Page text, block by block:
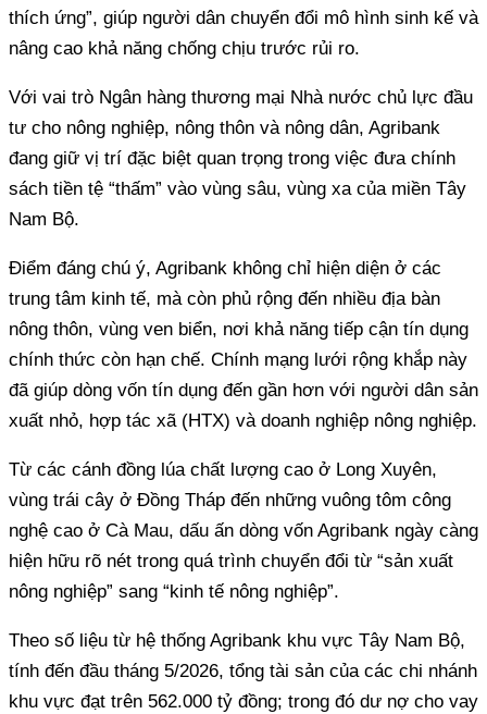
thích ứng”, giúp người dân chuyển đổi mô hình sinh kế và
nâng cao khả năng chống chịu trước rủi ro.
Với vai trò Ngân hàng thương mại Nhà nước chủ lực đầu
tư cho nông nghiệp, nông thôn và nông dân, Agribank
đang giữ vị trí đặc biệt quan trọng trong việc đưa chính
sách tiền tệ “thấm” vào vùng sâu, vùng xa của miền Tây
Nam Bộ.
Điểm đáng chú ý, Agribank không chỉ hiện diện ở các
trung tâm kinh tế, mà còn phủ rộng đến nhiều địa bàn
nông thôn, vùng ven biển, nơi khả năng tiếp cận tín dụng
chính thức còn hạn chế. Chính mạng lưới rộng khắp này
đã giúp dòng vốn tín dụng đến gần hơn với người dân sản
xuất nhỏ, hợp tác xã (HTX) và doanh nghiệp nông nghiệp.
Từ các cánh đồng lúa chất lượng cao ở Long Xuyên,
vùng trái cây ở Đồng Tháp đến những vuông tôm công
nghệ cao ở Cà Mau, dấu ấn dòng vốn Agribank ngày càng
hiện hữu rõ nét trong quá trình chuyển đổi từ “sản xuất
nông nghiệp” sang “kinh tế nông nghiệp”.
Theo số liệu từ hệ thống Agribank khu vực Tây Nam Bộ,
tính đến đầu tháng 5/2026, tổng tài sản của các chi nhánh
khu vực đạt trên 562.000 tỷ đồng; trong đó dư nợ cho vay